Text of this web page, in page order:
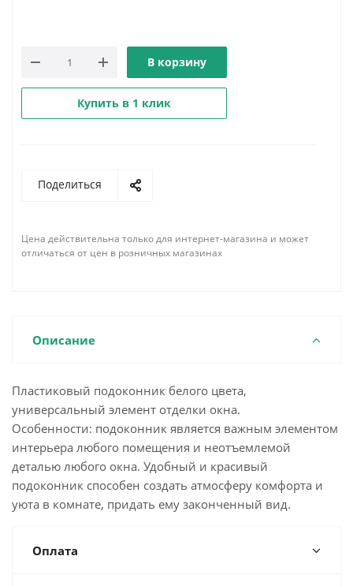
В корзину
Купить в 1 клик
Поделиться
Цена действительна только для интернет-магазина и может
отличаться от цен в розничных магазинах
Описание
Пластиковый подоконник белого цвета,
универсальный элемент отделки окна.
Особенности: подоконник является важным элементом
интерьера любого помещения и неотъемлемой
деталью любого окна. Удобный и красивый
подоконник способен создать атмосферу комфорта и
уюта в комнате, придать ему законченный вид.
Оплата